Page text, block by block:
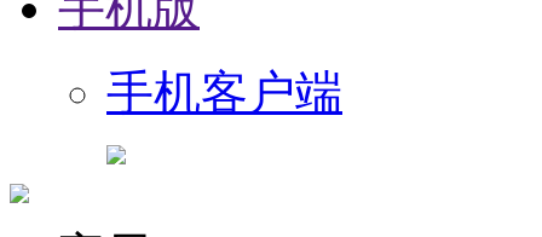
手机客户端